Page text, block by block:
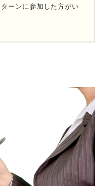
ーンに参加した方がい